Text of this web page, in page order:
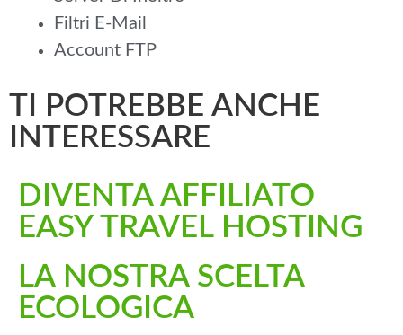
Filtri E-Mail
Account FTP
TI POTREBBE ANCHE
INTERESSARE
DIVENTA AFFILIATO
EASY TRAVEL HOSTING
LA NOSTRA SCELTA
ECOLOGICA